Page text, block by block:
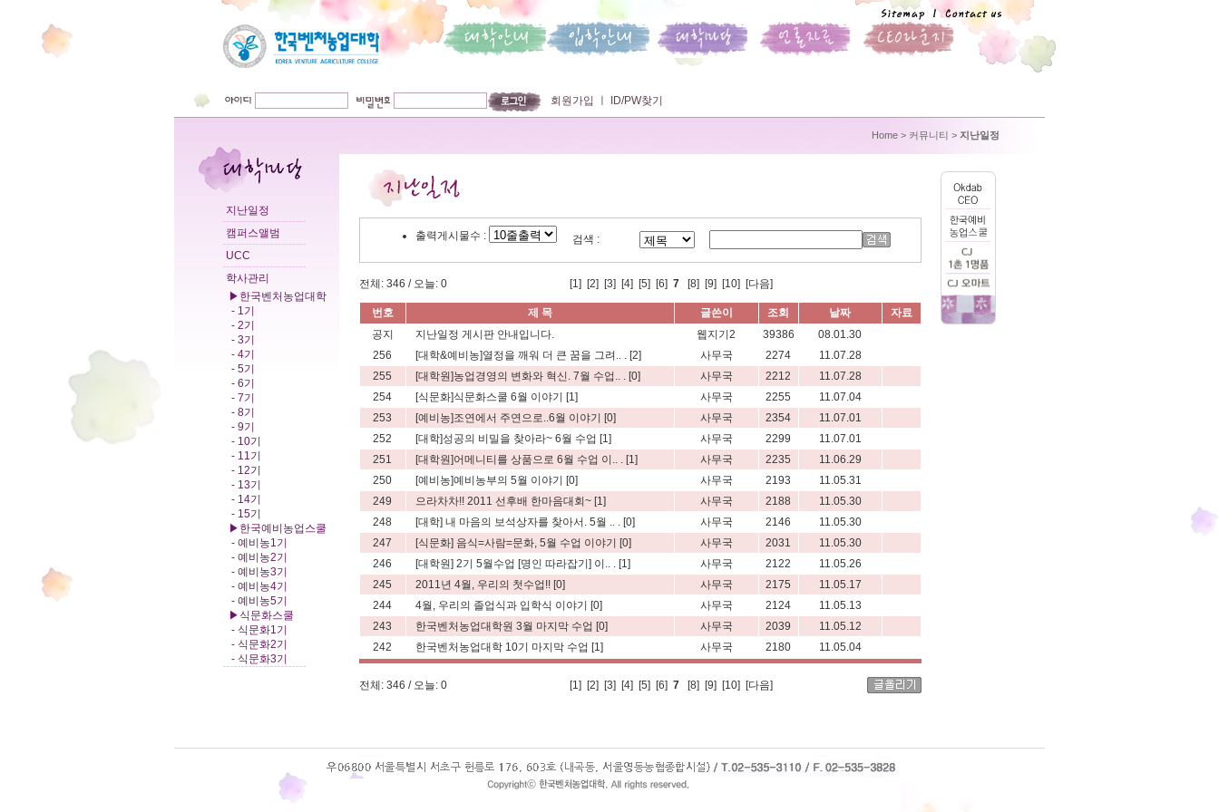
회원가입 ID/PW찾기
지난일정
캠퍼스앨범
UCC
학사관리
▶한국벤처농업대학
- 1기
- 2기
- 3기
- 4기
- 5기
- 6기
- 7기
- 8기
- 9기
- 10기
- 11기
- 12기
- 13기
- 14기
- 15기
▶한국예비농업스쿨
- 예비농1기
- 예비농2기
- 예비농3기
- 예비농4기
- 예비농5기
▶식문화스쿨
- 식문화1기
- 식문화2기
- 식문화3기
Home > 커뮤니티 > 지난일정
출력게시물수 : 검색 :
전체: 346 / 오늘: 0 [1] [2] [3] [4] [5] [6] 7[8] [9] [10] [다음]
번호 제 목 글쓴이 조회 날짜
자료
공지
지난일정 게시판 안내입니다. 웹지기2 39386
08.01.30
256
[대학&예비농]열정을 깨워 더 큰 꿈을 그려.. . [2] 사무국 2274
11.07.28
255
[대학원]농업경영의 변화와 혁신. 7월 수업.. . [0] 사무국 2212
11.07.28
254
[식문화]식문화스쿨 6월 이야기 [1] 사무국 2255
11.07.04
253
[예비농]조연에서 주연으로..6월 이야기 [0] 사무국 2354
11.07.01
252
[대학]성공의 비밀을 찾아라~ 6월 수업 [1] 사무국 2299
11.07.01
251
[대학원]어메니티를 상품으로 6월 수업 이.. . [1] 사무국 2235
11.06.29
250
[예비농]예비농부의 5월 이야기 [0] 사무국 2193
11.05.31
249
으라차차!! 2011 선후배 한마음대회~ [1] 사무국 2188
11.05.30
248
[대학] 내 마음의 보석상자를 찾아서. 5월 .. . [0] 사무국 2146
11.05.30
247
[식문화] 음식=사람=문화, 5월 수업 이야기 [0] 사무국 2031
11.05.30
246
[대학원] 2기 5월수업 [명인 따라잡기] 이.. . [1] 사무국 2122
11.05.26
245
2011년 4월, 우리의 첫수업!! [0] 사무국 2175
11.05.17
244
4월, 우리의 졸업식과 입학식 이야기 [0] 사무국 2124
11.05.13
243
한국벤처농업대학원 3월 마지막 수업 [0] 사무국 2039
11.05.12
242
한국벤처농업대학 10기 마지막 수업 [1] 사무국 2180 11.05.04
전체: 346 / 오늘: 0 [1] [2] [3] [4] [5] [6] 7[8] [9] [10] [다음]